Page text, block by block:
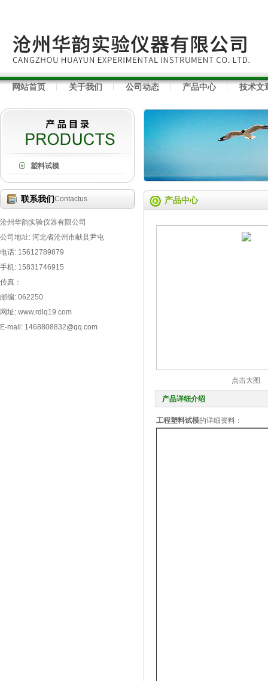
网站首页 关于我们 公司动态 产品中心 技术文
塑料试模
联系我们Contactus
沧州华韵实验仪器有限公司
公司地址: 河北省沧州市献县尹屯
电话: 15612789879
手机: 15831746915
传真：
邮编: 062250
网址: www.rdlq19.com
E-mail: 1468808832@qq.com
产品中心
点击大图
产品详细介绍
工程塑料试模的详细资料：